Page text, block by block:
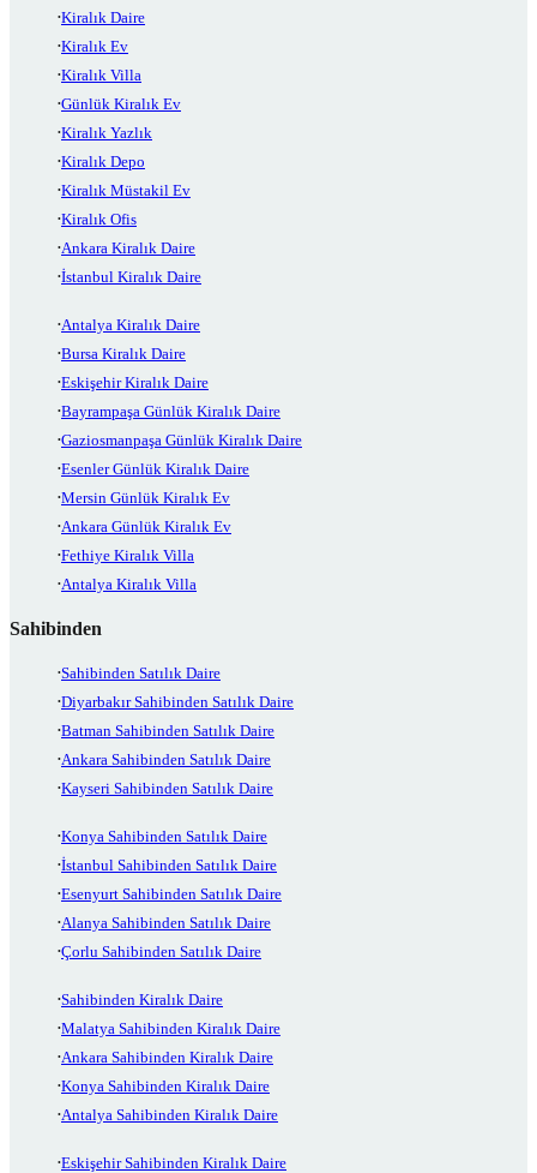
Kiralık Daire
Kiralık Ev
Kiralık Villa
Günlük Kiralık Ev
Kiralık Yazlık
Kiralık Depo
Kiralık Müstakil Ev
Kiralık Ofis
Ankara Kiralık Daire
İstanbul Kiralık Daire
Antalya Kiralık Daire
Bursa Kiralık Daire
Eskişehir Kiralık Daire
Bayrampaşa Günlük Kiralık Daire
Gaziosmanpaşa Günlük Kiralık Daire
Esenler Günlük Kiralık Daire
Mersin Günlük Kiralık Ev
Ankara Günlük Kiralık Ev
Fethiye Kiralık Villa
Antalya Kiralık Villa
Sahibinden
Sahibinden Satılık Daire
Diyarbakır Sahibinden Satılık Daire
Batman Sahibinden Satılık Daire
Ankara Sahibinden Satılık Daire
Kayseri Sahibinden Satılık Daire
Konya Sahibinden Satılık Daire
İstanbul Sahibinden Satılık Daire
Esenyurt Sahibinden Satılık Daire
Alanya Sahibinden Satılık Daire
Çorlu Sahibinden Satılık Daire
Sahibinden Kiralık Daire
Malatya Sahibinden Kiralık Daire
Ankara Sahibinden Kiralık Daire
Konya Sahibinden Kiralık Daire
Antalya Sahibinden Kiralık Daire
Eskişehir Sahibinden Kiralık Daire